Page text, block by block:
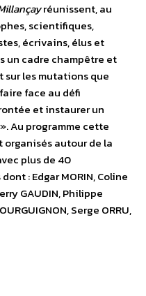
réunissent, au
scientifiques,
écrivains, élus et
un cadre champêtre et
les mutations que
face au défi
et instaurer un
Au programme cette
organisés autour de la
plus de 40
: Edgar MORIN, Coline
GAUDIN, Philippe
Serge ORRU,